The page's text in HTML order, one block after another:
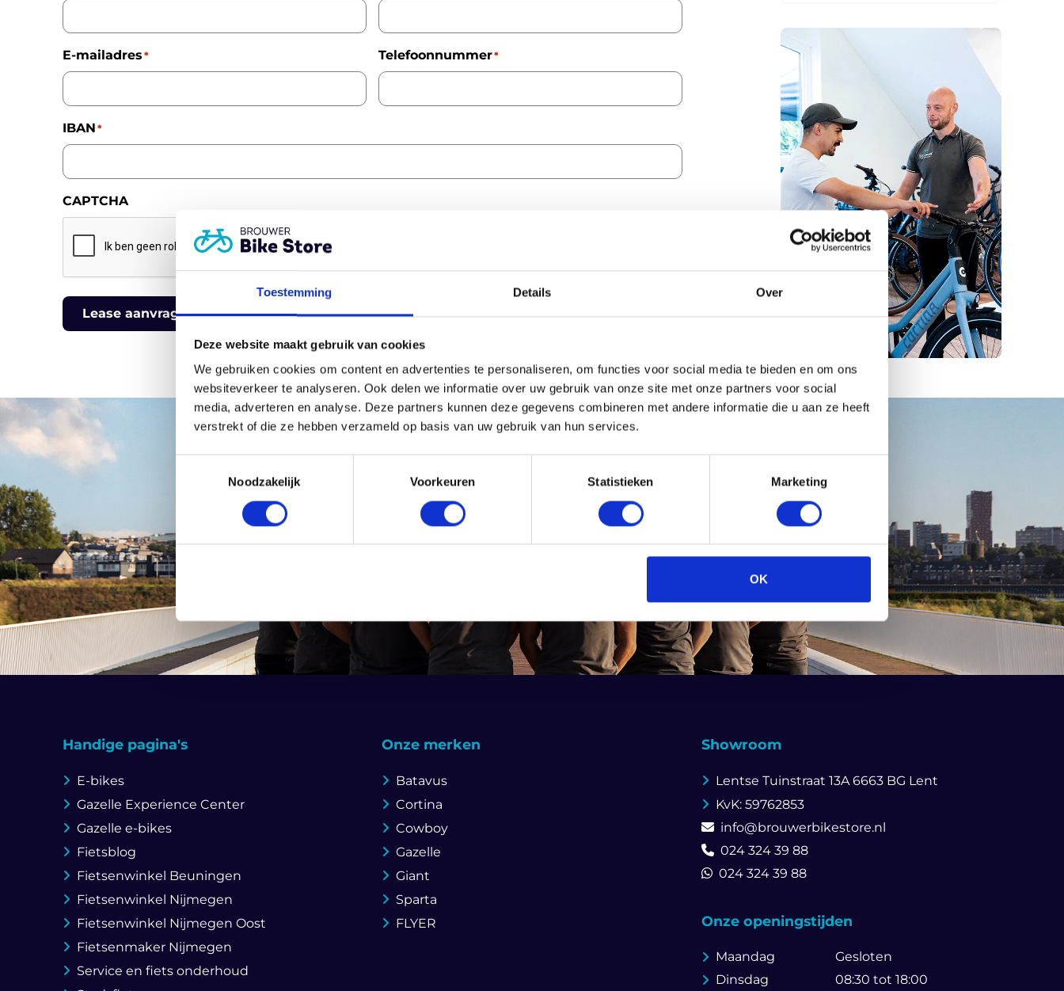
Toestemming Details Over
Deze website maakt gebruik van cookies
We gebruiken cookies om content en advertenties te personaliseren, om functies voor social media te bieden en om ons
websiteverkeer te analyseren. Ook delen we informatie over uw gebruik van onze site met onze partners voor social
media, adverteren en analyse. Deze partners kunnen deze gegevens combineren met andere informatie die u aan ze heeft
verstrekt of die ze hebben verzameld op basis van uw gebruik van hun services.
Noodzakelijk
Voorkeuren Statistieken Marketing
OK
E-mailadres* Telefoonnummer*
IBAN*
CAPTCHA
Handige pagina's
E-bikes
Gazelle Experience Center
Gazelle e-bikes
Fietsblog
Fietsenwinkel Beuningen
Fietsenwinkel Nijmegen
Fietsenwinkel Nijmegen Oost
Fietsenmaker Nijmegen
Service en fiets onderhoud
Onze merken
Batavus
Cortina
Cowboy
Gazelle
Giant
Sparta
FLYER
Showroom
Lentse Tuinstraat 13A6663 BG Lent
KvK: 59762853
info@brouwerbikestore.nl
024 324 39 88
024 324 39 88
Onze openingstijden
Maandag
Gesloten
Dinsdag
08:30 tot 18:00